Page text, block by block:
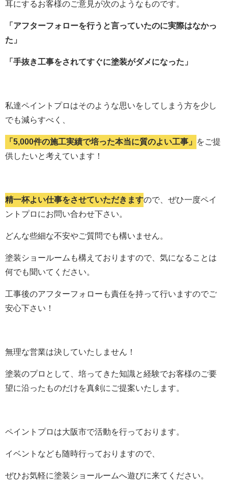
耳にするお客様のご意見が次のようなものです。
「アフターフォローを行うと言っていたのに実際はなかっ
た」
「手抜き工事をされてすぐに塗装がダメになった」
私達ペイントプロはそのような思いをしてしまう方を少し
でも減らすべく、
「5,000件の施工実績で培った本当に質のよい工事」
をご提
供したいと考えています！
精一杯よい仕事をさせていただきますので、ぜひ一度ペイ
ントプロにお問い合わせ下さい。
どんな些細な不安やご質問でも構いません。
塗装ショールームも構えておりますので、気になることは
何でも聞いてください。
工事後のアフターフォローも責任を持って行いますのでご
安心下さい！
無理な営業は決していたしません！
塗装のプロとして、培ってきた知識と経験でお客様のご要
望に沿ったものだけを真剣にご提案いたします。
ペイントプロは大阪市で活動を行っております。
イベントなども随時行っておりますので、
ぜひお気軽に塗装ショールームへ遊びに来てください。